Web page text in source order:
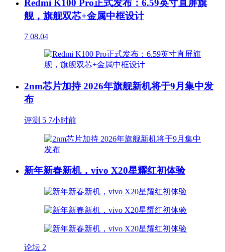
Redmi K100 Pro正式发布：6.59英寸直屏旗
舰，旗舰双芯+金属中框设计
7 08.04
2nm芯片加持 2026年旗舰新机将于9月集中发
布
评测 5 7小时前
新年新春新机，vivo X20星耀红初体验
论坛 2